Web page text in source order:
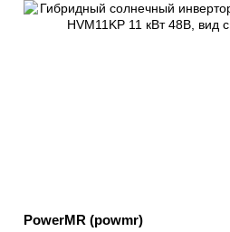
PowerMR (powmr)